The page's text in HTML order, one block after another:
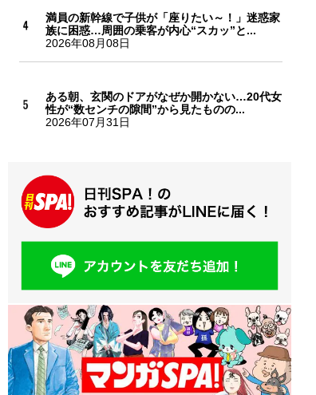
満員の新幹線で子供が「座りたい～！」迷惑家
族に困惑…周囲の乗客が内心“スカッ”と...
2026年08月08日
ある朝、玄関のドアがなぜか開かない…20代女
性が“数センチの隙間”から見たものの...
2026年07月31日